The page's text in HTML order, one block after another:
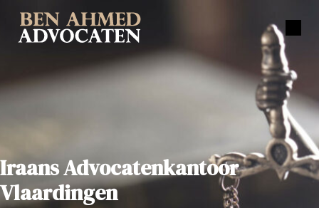
Iraans Advocatenkantoor
Vlaardingen